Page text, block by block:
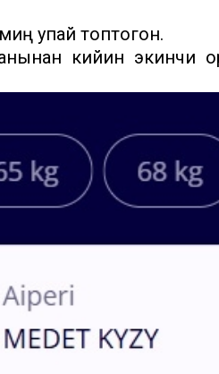
упай топтогон.
кийин экинчи